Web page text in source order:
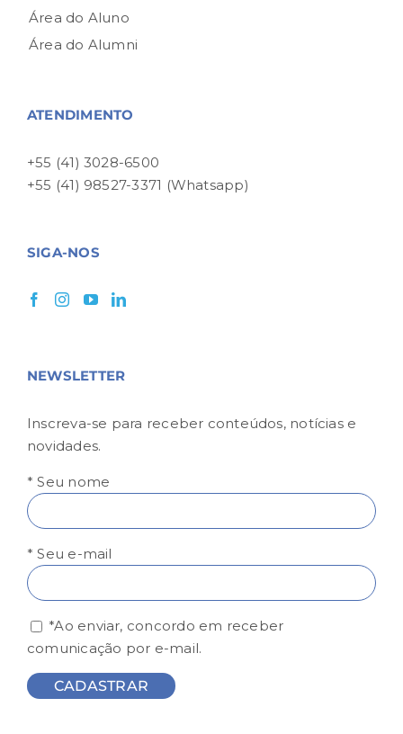
Área do Aluno
Área do Alumni
ATENDIMENTO
+55 (41) 3028-6500
+55 (41) 98527-3371 (Whatsapp)
SIGA-NOS
NEWSLETTER
Inscreva-se para receber conteúdos, notícias e
novidades.
* Seu nome
* Seu e-mail
*Ao enviar, concordo em receber
comunicação por e-mail.